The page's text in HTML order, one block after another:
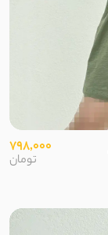
798,000
تومان